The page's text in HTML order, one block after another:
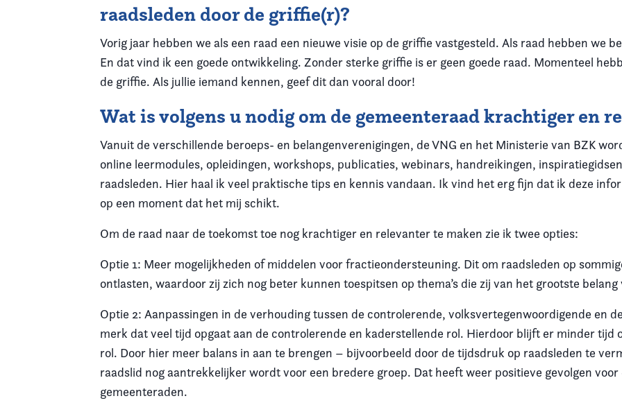
raadsleden door de griffie(r)?
Vorig jaar hebben we als een raad een nieuwe visie op de griffie vastgesteld. Als raad hebben we
En dat vind ik een goede ontwikkeling. Zonder sterke griffie is er geen goede raad. Momenteel
de griffie. Als jullie iemand kennen, geef dit dan vooral door!
Wat is volgens u nodig om de gemeenteraad krachtiger en
Vanuit de verschillende beroeps- en belangenverenigingen, de VNG en het Ministerie van BZK
online leermodules, opleidingen, workshops, publicaties, webinars, handreikingen,
raadsleden. Hier haal ik veel praktische tips en kennis vandaan. Ik vind het erg fijn dat ik deze
op een moment dat het mij schikt.
Om de raad naar de toekomst toe nog krachtiger en relevanter te maken zie ik twee opties:
Optie 1: Meer mogelijkheden of middelen voor fractieondersteuning. Dit om raadsleden op
ontlasten, waardoor zij zich nog beter kunnen toespitsen op thema’s die zij van het grootste
Optie 2: Aanpassingen in de verhouding tussen de controlerende, volksvertegenwoordigende en
merk dat veel tijd opgaat aan de controlerende en kaderstellende rol. Hierdoor blijft er minder tijd
rol. Door hier meer balans in aan te brengen – bijvoorbeeld door de tijdsdruk op raadsleden te
raadslid nog aantrekkelijker wordt voor een bredere groep. Dat heeft weer positieve gevolgen
gemeenteraden.